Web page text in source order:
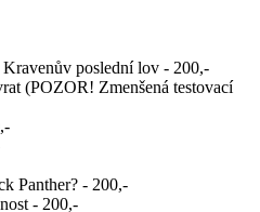
poslední lov - 200,-
(POZOR! Zmenšená testovací
Panther? - 200,-
- 200,-